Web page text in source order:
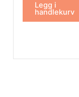
Legg i
handlekurv